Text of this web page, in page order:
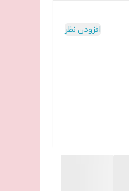
افزودن نظر